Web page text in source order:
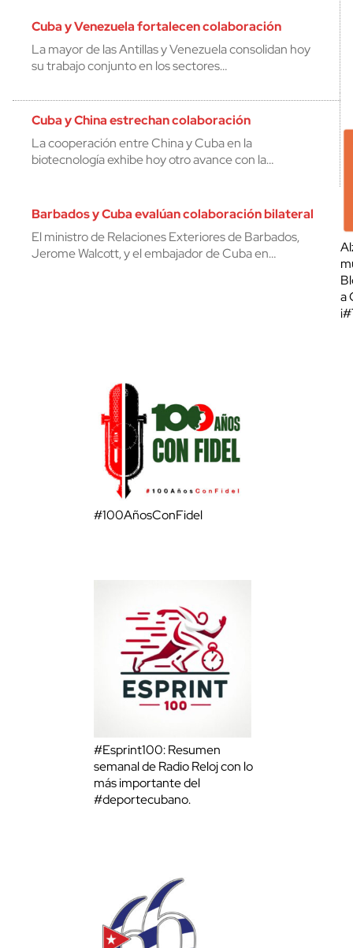
Cuba y Venezuela fortalecen colaboración
La mayor de las Antillas y Venezuela consolidan hoy
su trabajo conjunto en los sectores…
Cuba y China estrechan colaboración
La cooperación entre China y Cuba en la
biotecnología exhibe hoy otro avance con la…
Barbados y Cuba evalúan colaboración bilateral
El ministro de Relaciones Exteriores de Barbados,
Jerome Walcott, y el embajador de Cuba en…
a
#100AñosConFidel
#Esprint100: Resumen
semanal de Radio Reloj con lo
más importante del
#deportecubano.